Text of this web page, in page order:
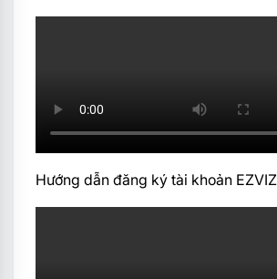
Hướng dẫn đăng ký tài khoản EZVIZ